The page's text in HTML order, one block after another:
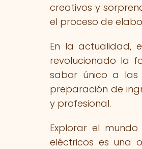
creativos y
el proceso de
En la actualidad,
revolucionado la
sabor único a las
preparación de
y profesional.
Explorar el
eléctricos es una